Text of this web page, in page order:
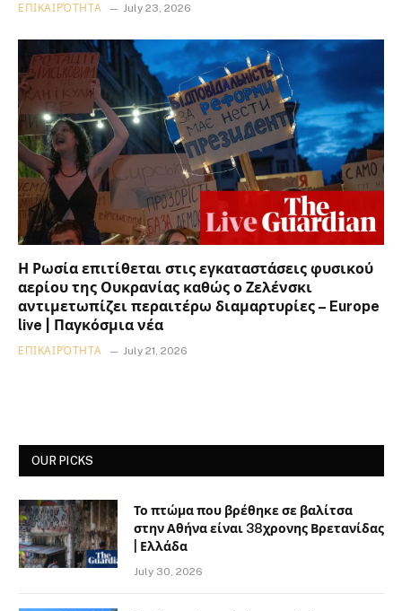
ΕΠΙΚΑΙΡΌΤΗΤΑ July 23, 2026
Η Ρωσία επιτίθεται στις εγκαταστάσεις φυσικού
αερίου της Ουκρανίας καθώς ο Ζελένσκι
αντιμετωπίζει περαιτέρω διαμαρτυρίες – Europe
live | Παγκόσμια νέα
ΕΠΙΚΑΙΡΌΤΗΤΑ July 21, 2026
OUR PICKS
Το πτώμα που βρέθηκε σε βαλίτσα
στην Αθήνα είναι 38χρονης Βρετανίδας
| Ελλάδα
July 30, 2026